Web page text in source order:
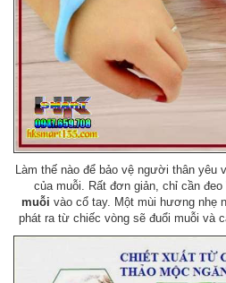
Làm thế nào để bảo vệ người thân yêu
của muỗi. Rất đơn giản, chỉ cần đeo
muỗi vào cổ tay. Một mùi hương nhẹ
phát ra từ chiếc vòng sẽ đuổi muỗi và